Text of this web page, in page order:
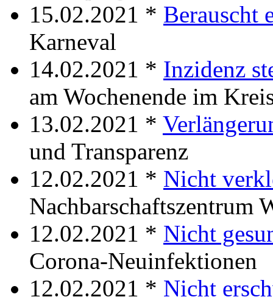
15.02.2021 * Berauscht
Karneval
14.02.2021 * Inzidenz
am Wochenende im
13.02.2021 *
und Transparenz
12.02.2021 * Nicht
Nachbarschaftszentrum
12.02.2021 * Nicht
Corona-Neuinfektionen
12.02.2021 * Nicht